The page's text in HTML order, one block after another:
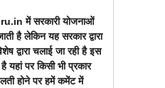
में सरकारी योजनाओं
है लेकिन यह सरकार द्वारा
द्वारा चलाई जा रही है इस
यहां पर किसी भी प्रकार
होने पर हमें कमेंट में